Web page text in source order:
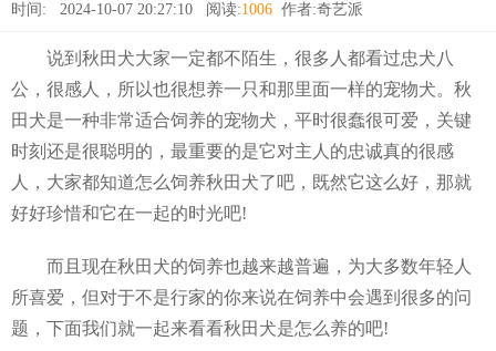
时间: 2024-10-07 20:27:10 阅读:1006 作者:奇艺派
说到秋田犬大家一定都不陌生，很多人都看过忠犬八
公，很感人，所以也很想养一只和那里面一样的宠物犬。秋
田犬是一种非常适合饲养的宠物犬，平时很蠢很可爱，关键
时刻还是很聪明的，最重要的是它对主人的忠诚真的很感
人，大家都知道怎么饲养秋田犬了吧，既然它这么好，那就
好好珍惜和它在一起的时光吧!
而且现在秋田犬的饲养也越来越普遍，为大多数年轻人
所喜爱，但对于不是行家的你来说在饲养中会遇到很多的问
题，下面我们就一起来看看秋田犬是怎么养的吧!